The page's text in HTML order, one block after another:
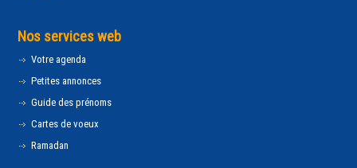
Nos services web
Votre agenda
Petites annonces
Guide des prénoms
Cartes de voeux
Ramadan